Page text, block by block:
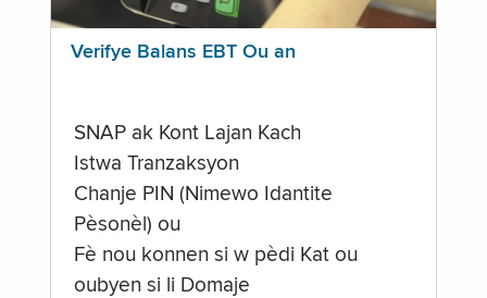
Verifye Balans EBT Ou an
SNAP ak Kont Lajan Kach
Istwa Tranzaksyon
Chanje PIN (Nimewo Idantite
Pèsonèl) ou
Fè nou konnen si w pèdi Kat ou
oubyen si li Domaje